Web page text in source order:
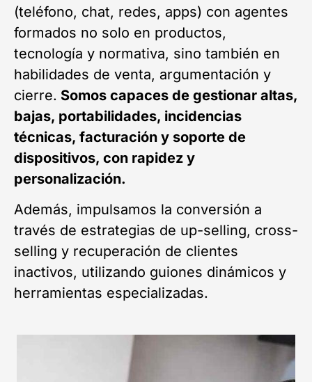
(teléfono, chat, redes, apps) con agentes
formados no solo en productos,
tecnología y normativa, sino también en
habilidades de venta, argumentación y
cierre. Somos capaces de gestionar altas,
bajas, portabilidades, incidencias
técnicas, facturación y soporte de
dispositivos, con rapidez y
personalización.
Además, impulsamos la conversión a
través de estrategias de up-selling, cross-
selling y recuperación de clientes
inactivos, utilizando guiones dinámicos y
herramientas especializadas.